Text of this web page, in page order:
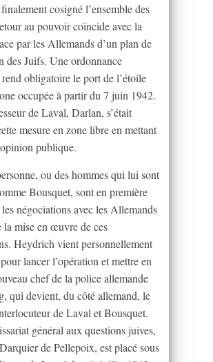
cosigné l’ensemble des
au pouvoir coïncide avec la
par les Allemands d’un plan de
des Juifs. Une ordonnance
obligatoire le port de l’étoile
occupée à partir du 7 juin 1942.
de Laval, Darlan, s’était
mesure en zone libre en mettant
publique.
ou des hommes qui lui sont
Bousquet, sont en première
négociations avec les Allemands
la mise en œuvre de ces
Heydrich vient personnellement
lancer l’opération et mettre en
chef de la police allemande
qui devient, du côté allemand, le
de Laval et Bousquet.
général aux questions juives,
de Pellepoix, est placé sous